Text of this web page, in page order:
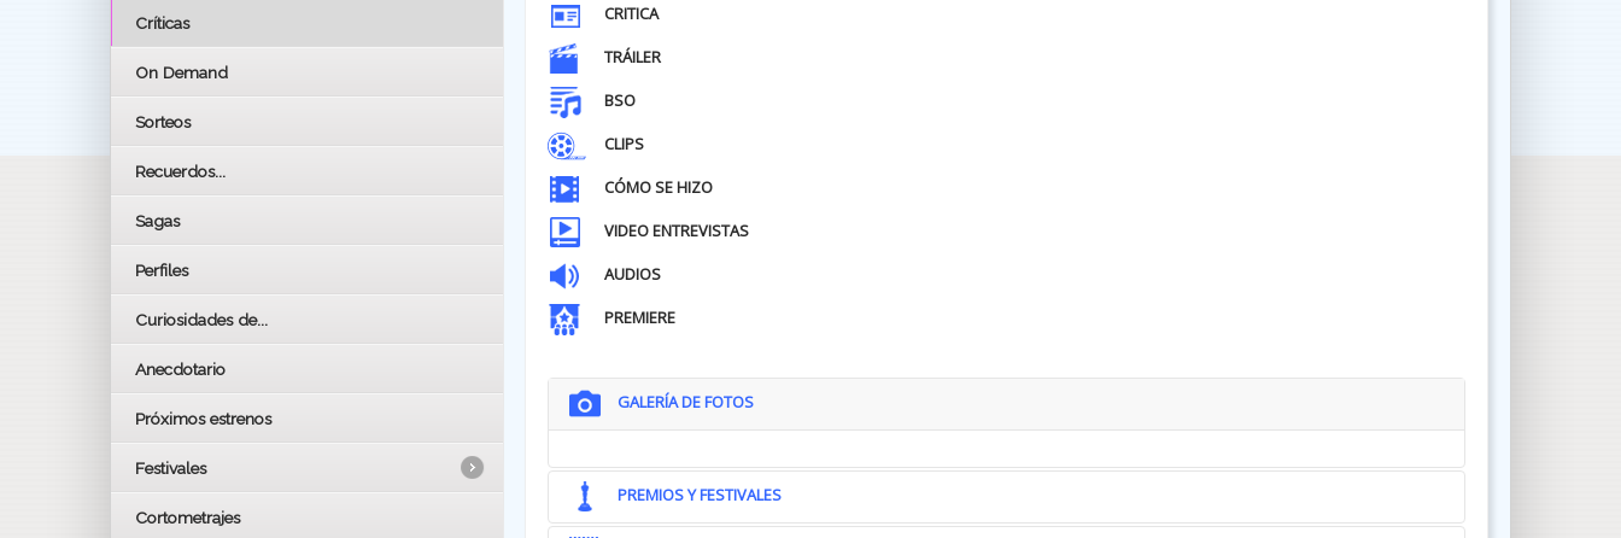
CRITICA
TRÁILER
BSO
CLIPS
CÓMO SE HIZO
VIDEO ENTREVISTAS
AUDIOS
PREMIERE
GALERÍA DE FOTOS
PREMIOS Y FESTIVALES
Críticas
On Demand
Sorteos
Recuerdos...
Sagas
Perfiles
Curiosidades de...
Anecdotario
Próximos estrenos
Festivales
LOS OSCARS
Cortometrajes